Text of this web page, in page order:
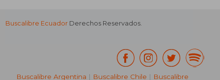
Buscalibre Ecuador Derechos Reservados.
Buscalibre Argentina | Buscalibre Chile | Buscalibre